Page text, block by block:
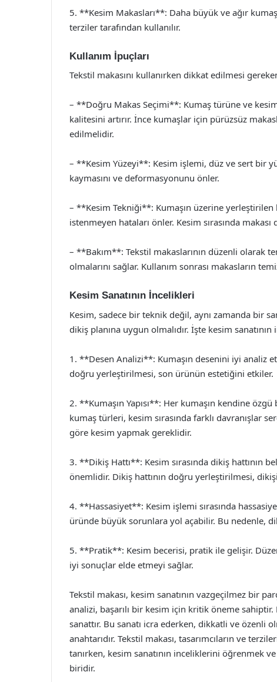
5. **Kesim Makasları**: Daha büyük ve ağır
terziler tarafından kullanılır.
Kullanım İpuçları
Tekstil makasını kullanırken dikkat edilmesi
– **Doğru Makas Seçimi**: Kumaş türüne ve
kalitesini artırır. İnce kumaşlar için pürüzsüz
edilmelidir.
– **Kesim Yüzeyi**: Kesim işlemi, düz ve sert bir
kaymasını ve deformasyonunu önler.
– **Kesim Tekniği**: Kumaşın üzerine
istenmeyen hataları önler. Kesim sırasında
– **Bakım**: Tekstil makaslarının düzenli olarak
olmalarını sağlar. Kullanım sonrası makasların
Kesim Sanatının İncelikleri
Kesim, sadece bir teknik değil, aynı zamanda bir
dikiş planına uygun olmalıdır. İşte kesim sanatının
1. **Desen Analizi**: Kumaşın desenini iyi analiz
doğru yerleştirilmesi, son ürünün estetiğini etkiler.
2. **Kumaşın Yapısı**: Her kumaşın kendine
kumaş türleri, kesim sırasında farklı davranışlar
göre kesim yapmak gereklidir.
3. **Dikiş Hattı**: Kesim sırasında dikiş hattının
önemlidir. Dikiş hattının doğru yerleştirilmesi,
4. **Hassasiyet**: Kesim işlemi sırasında
üründe büyük sorunlara yol açabilir. Bu nedenle,
5. **Pratik**: Kesim becerisi, pratik ile gelişir.
iyi sonuçlar elde etmeyi sağlar.
Tekstil makası, kesim sanatının vazgeçilmez bir
analizi, başarılı bir kesim için kritik öneme
sanattır. Bu sanatı icra ederken, dikkatli ve özenli
anahtarıdır. Tekstil makası, tasarımcıların ve
tanırken, kesim sanatının inceliklerini öğrenmek
biridir.